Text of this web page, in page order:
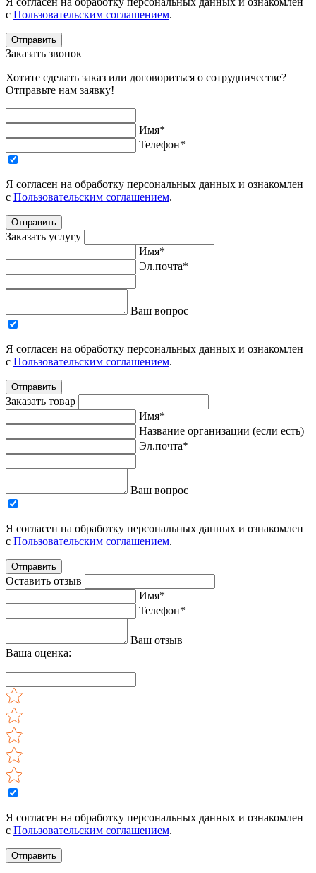
с Пользовательским соглашением.
Отправить
Заказать звонок
Хотите сделать заказ или договориться о сотрудничестве?
Отправьте нам заявку!
Имя*
Телефон*
Я согласен на обработку персональных данных и ознакомлен
с Пользовательским соглашением.
Отправить
Заказать услугу
Имя*
Эл.почта*
Ваш вопрос
Я согласен на обработку персональных данных и ознакомлен
с Пользовательским соглашением.
Отправить
Заказать товар
Имя*
Название организации (если есть)
Эл.почта*
Ваш вопрос
Я согласен на обработку персональных данных и ознакомлен
с Пользовательским соглашением.
Отправить
Оставить отзыв
Имя*
Телефон*
Ваш отзыв
Ваша оценка:
Я согласен на обработку персональных данных и ознакомлен
с Пользовательским соглашением.
Отправить